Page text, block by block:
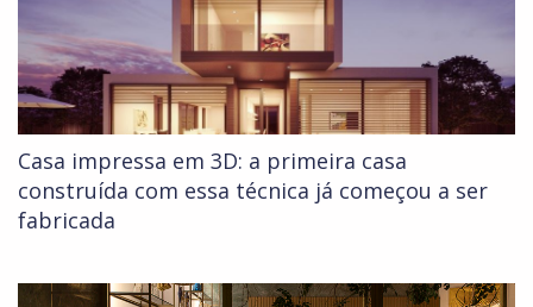
Casa impressa em 3D: a primeira casa
construída com essa técnica já começou a ser
fabricada